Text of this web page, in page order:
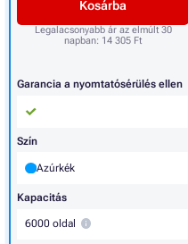
Kosárba
Legalacsonyabb ár az elmúlt 30
napban: 14 305 Ft
Garancia a nyomtatósérülés ellen
Szín
Azúrkék
Kapacitás
6000 oldal